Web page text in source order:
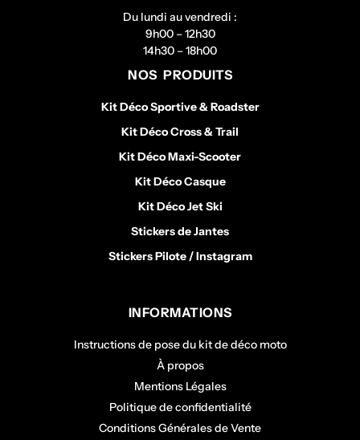
Du lundi au vendredi :
9h00 – 12h30
14h30 – 18h00
NOS PRODUITS
Kit Déco Sportive & Roadster
Kit Déco Cross & Trail
Kit Déco Maxi-Scooter
Kit Déco Casque
Kit Déco Jet Ski
Stickers de Jantes
Stickers Pilote / Instagram
INFORMATIONS
Instructions de pose du kit de déco moto
À propos
Mentions Légales
Politique de confidentialité
Conditions Générales de Vente